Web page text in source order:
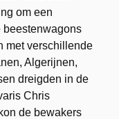
om een
beestenwagons
met verschillende
Algerijnen,
dreigden in de
Chris
de bewakers